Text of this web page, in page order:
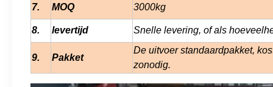
7. MOQ 3000kg
8. levertijd Snelle levering, of als
9. Pakket
De uitvoer standaardpakket,
zonodig.